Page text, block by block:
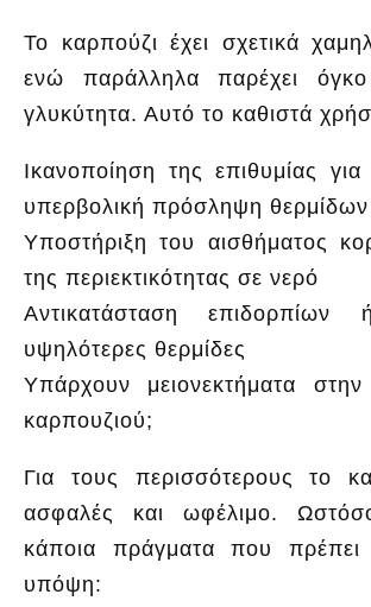
Το καρπούζι έχει σχετικά
ενώ παράλληλα παρέχει
γλυκύτητα. Αυτό το καθιστά
Ικανοποίηση της επιθυμίας
υπερβολική πρόσληψη θερμίδων
Υποστήριξη του αισθήματος
της περιεκτικότητας σε νερό
Αντικατάσταση
υψηλότερες θερμίδες
Υπάρχουν μειονεκτήματα
καρπουζιού;
Για τους περισσότερους το
ασφαλές και ωφέλιμο.
κάποια πράγματα που
υπόψη: